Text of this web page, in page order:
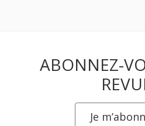
ABONNEZ-
Je